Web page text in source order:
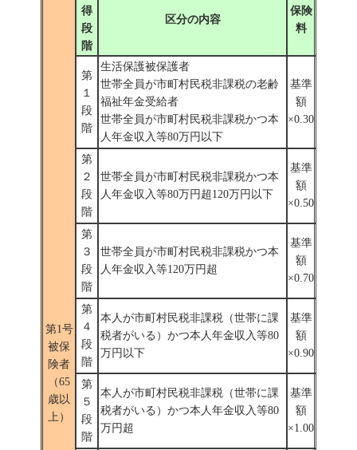
第1号
被保
険者
（65
歳以
上）
得
段
階
区分の内容
保険
料
第
１
段
階
生活保護被保護者
世帯全員が市町村民税非課税の老齢
福祉年金受給者
世帯全員が市町村民税非課税かつ本
人年金収入等80万円以下
基準
額
×0.30
第
２
段
階
世帯全員が市町村民税非課税かつ本
人年金収入等80万円超120万円以下
基準
額
×0.50
第
３
段
階
世帯全員が市町村民税非課税かつ本
人年金収入等120万円超
基準
額
×0.70
第
４
段
階
本人が市町村民税非課税（世帯に課
税者がいる）かつ本人年金収入等80
万円以下
基準
額
×0.90
第
５
段
階
本人が市町村民税非課税（世帯に課
税者がいる）かつ本人年金収入等80
万円超
基準
額
×1.00